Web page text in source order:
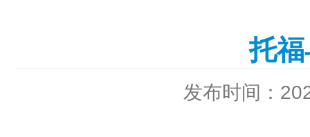
托
发布时间：